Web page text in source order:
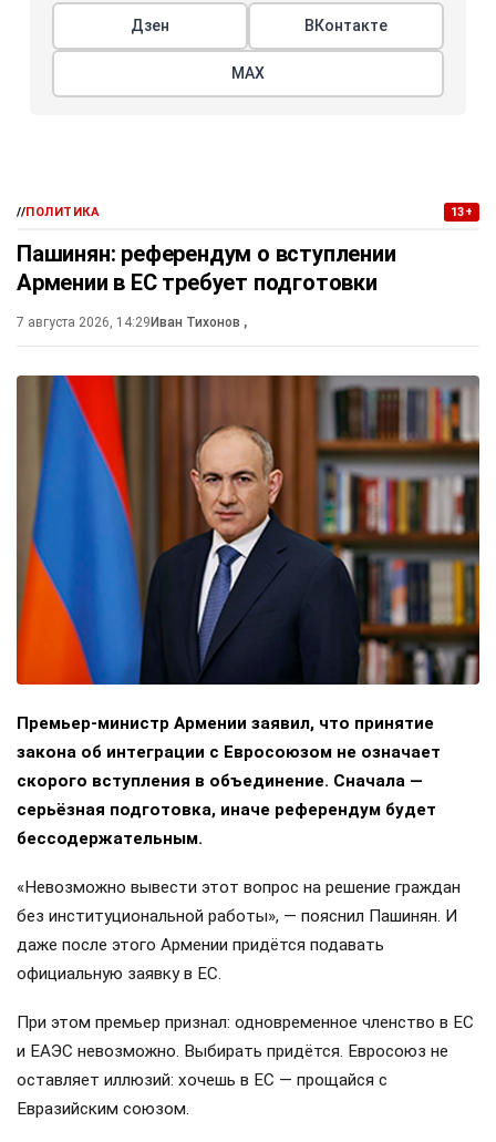
Дзен ВКонтакте
МАХ
//ПОЛИТИКА 13+
Пашинян: референдум о вступлении
Армении в ЕС требует подготовки
7 августа 2026, 14:29 Иван Тихонов ,
Премьер-министр Армении заявил, что принятие
закона об интеграции с Евросоюзом не означает
скорого вступления в объединение. Сначала —
серьёзная подготовка, иначе референдум будет
бессодержательным.
«Невозможно вывести этот вопрос на решение граждан
без институциональной работы», — пояснил Пашинян. И
даже после этого Армении придётся подавать
официальную заявку в ЕС.
При этом премьер признал: одновременное членство в ЕС
и ЕАЭС невозможно. Выбирать придётся. Евросоюз не
оставляет иллюзий: хочешь в ЕС — прощайся с
Евразийским союзом.